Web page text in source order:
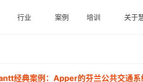
行业 案例 培训 关于
经典案例：Apper的芬兰公共交通系